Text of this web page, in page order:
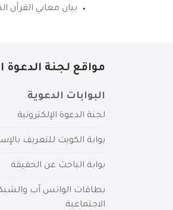
بيان معاني القرآن
مواقع لجنة الدعوة
البوابات الدعوية
لجنة الدعوة الإلكترونية
بوابة الكويت للتعريف
بوابة الباحث عن الحقيقة
بطاقات الواتس آب
الاجتماعية